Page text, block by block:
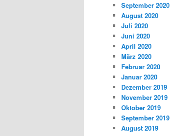
September 2020
August 2020
Juli 2020
Juni 2020
April 2020
März 2020
Februar 2020
Januar 2020
Dezember 2019
November 2019
Oktober 2019
September 2019
August 2019